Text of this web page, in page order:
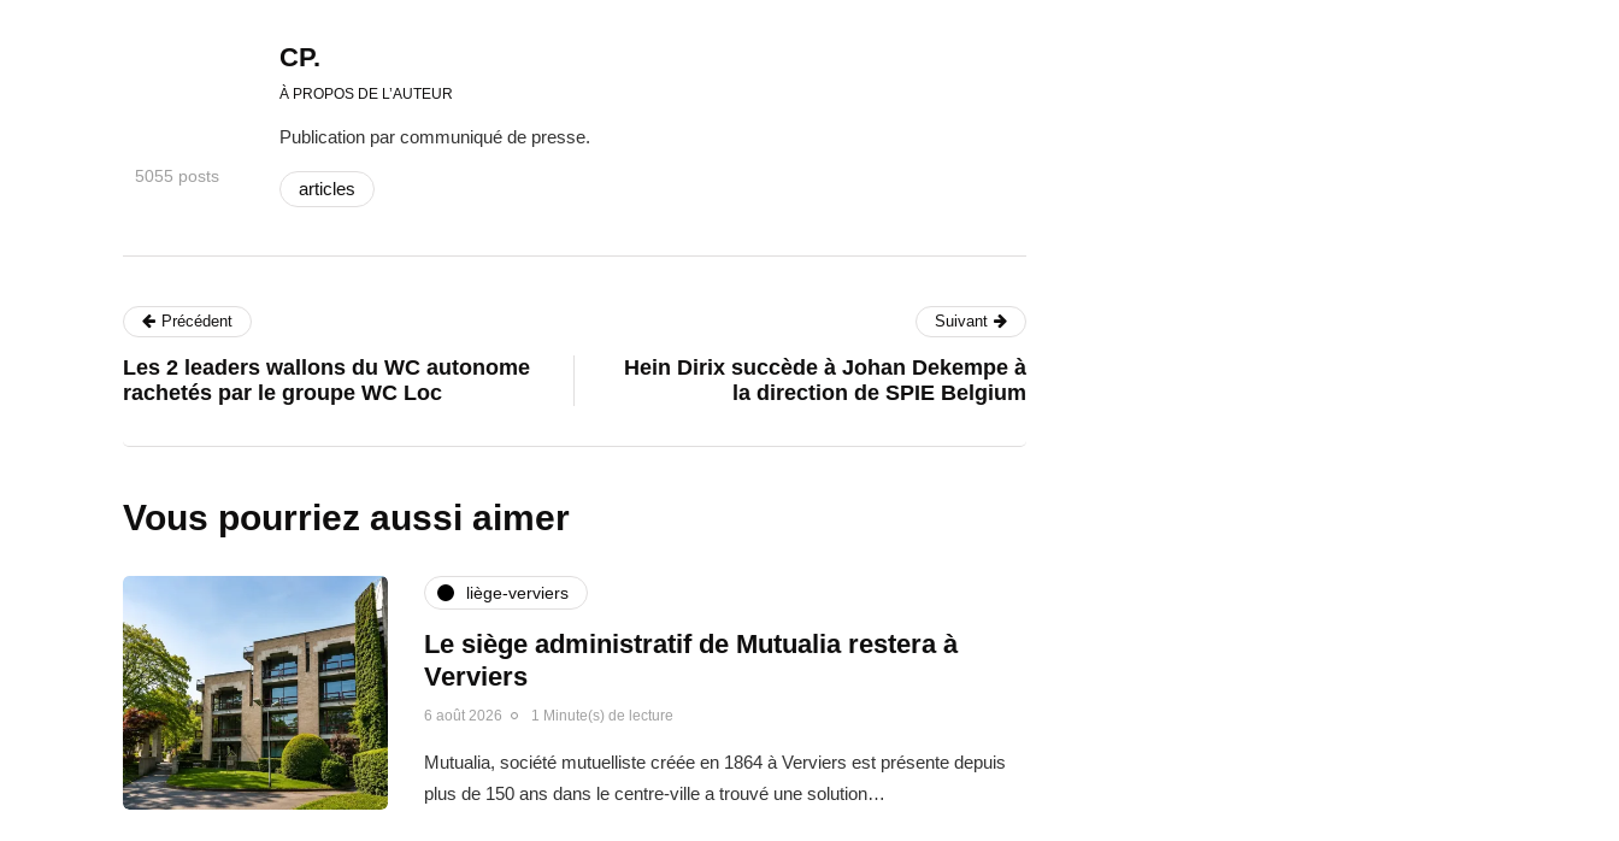
5055 posts
CP.
À PROPOS DE L’AUTEUR
Publication par communiqué de presse.
articles
Précédent
Les 2 leaders wallons du WC autonome
rachetés par le groupe WC Loc
Suivant
Hein Dirix succède à Johan Dekempe à
la direction de SPIE Belgium
Vous pourriez aussi aimer
liège-verviers
Le siège administratif de Mutualia restera à
Verviers
6 août 2026 1 Minute(s) de lecture
Mutualia, société mutuelliste créée en 1864 à Verviers est présente depuis
plus de 150 ans dans le centre-ville a trouvé une solution…